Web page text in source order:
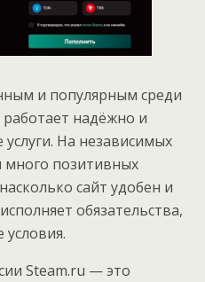
и популярным среди
надёжно и
На независимых
позитивных
сайт удобен и
обязательства,
Steam.ru — это